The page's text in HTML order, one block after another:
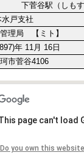
下菅谷駅（し
戸支社
理局 【ミト】
年 11月 16日
市菅谷4106